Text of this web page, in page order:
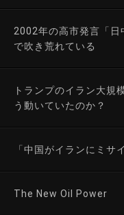
2002年の高市発言「日
で吹き荒れている
トランプのイラン大規
う動いていたのか？
「中国がイランにミサ
The New Oil Power